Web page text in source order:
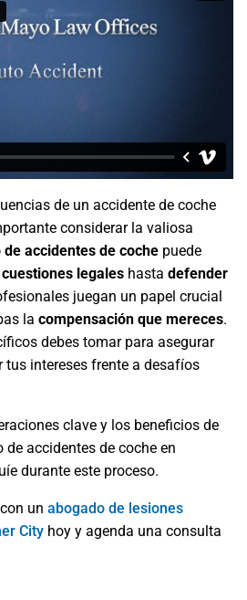
de un accidente de coche
considerar la valiosa
de accidentes de coche puede
cuestiones legales hasta defender
juegan un papel crucial
la compensación que mereces.
debes tomar para asegurar
tus intereses frente a desafíos
clave y los beneficios de
accidentes de coche en
durante este proceso.
un abogado de lesiones
City hoy y agenda una consulta